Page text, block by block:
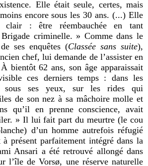
Elle était seule, certes, mais
encore sous les 30 ans. (...) Elle
: être réembauchée en tant
criminelle. » Comme dans le
ses enquêtes (Classée sans suite),
chef, lui demande de l’assister en
À bientôt 62 ans, son âge apparaissait
ces derniers temps : dans les
sous ses yeux, sur les rides qui
de son nez à sa mâchoire molle et
qu’il en prenne conscience, avait
» Il lui fait part du meurtre (le cou
d’un homme autrefois réfugié
présent parfaitement intégré dans la
Ansari a été retrouvé allongé dans
l’île de Vorsø, une réserve naturelle